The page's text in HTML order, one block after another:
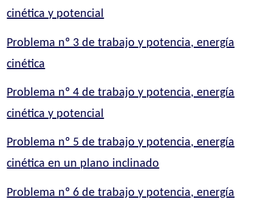
cinética y potencial
Problema nº 3 de trabajo y potencia, energía
cinética
Problema nº 4 de trabajo y potencia, energía
cinética y potencial
Problema nº 5 de trabajo y potencia, energía
cinética en un plano inclinado
Problema nº 6 de trabajo y potencia, energía